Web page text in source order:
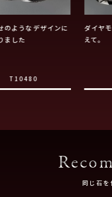
のようなデザインに
ました
T10480
ダイヤ
えて。
同じ石